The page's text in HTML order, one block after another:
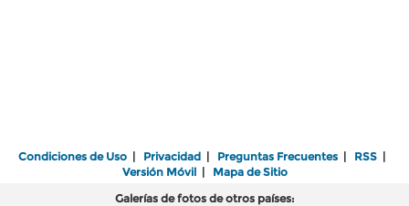
Condiciones de Uso | Privacidad | Preguntas Frecuentes | RSS |
Versión Móvil| Mapa de Sitio
Galerías de fotos de otros países: